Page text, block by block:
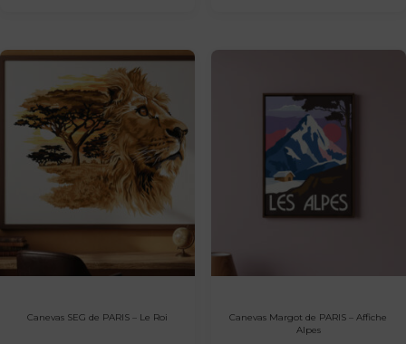
Canevas SEG de PARIS – Le Roi
Canevas Margot de PARIS – Affiche
Alpes